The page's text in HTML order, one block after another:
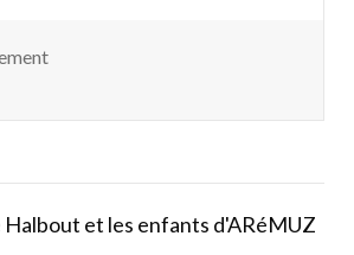
Halbout et les enfants d'ARéMUZ